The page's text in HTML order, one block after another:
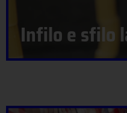
Infilo e sfilo